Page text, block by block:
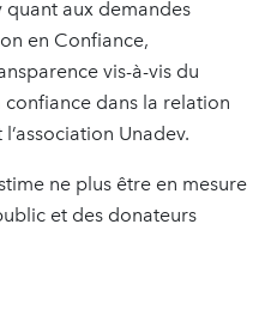
quant aux demandes
en Confiance,
vis-à-vis du
dans la relation
Unadev.
ne plus être en mesure
et des donateurs